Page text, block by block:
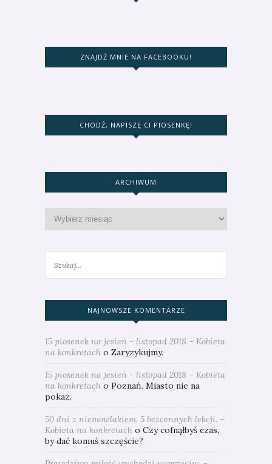
ZNAJDŹ MNIE NA FACEBOOKU!
CHODŹ, NAPISZĘ CI PIOSENKĘ!
ARCHIWUM
NAJNOWSZE KOMENTARZE
15 piosenek na jesień - listopad 2018 – Kobieta
na konkretach o Zaryzykujmy.
15 piosenek na jesień - listopad 2018 – Kobieta
na konkretach o Poznań. Miasto nie na
pokaz.
50 dni z niemowlakiem. 5 bezcennych lekcji. –
Kobieta na konkretach o Czy cofnąłbyś czas,
by dać komuś szczęście?